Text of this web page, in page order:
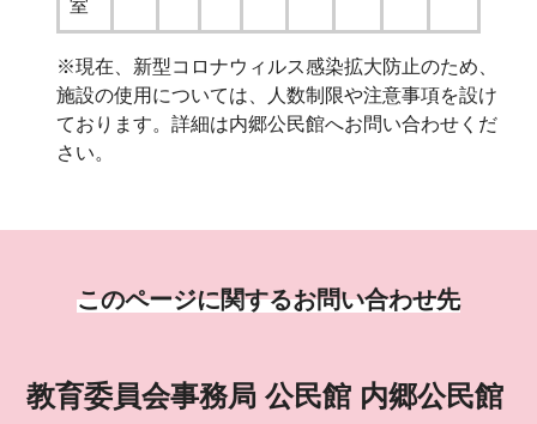
室
※現在、新型コロナウィルス感染拡大防止のため、
施設の使用については、人数制限や注意事項を設け
ております。詳細は内郷公民館へお問い合わせくだ
さい。
このページに関するお問い合わせ先
教育委員会事務局 公民館 内郷公民館